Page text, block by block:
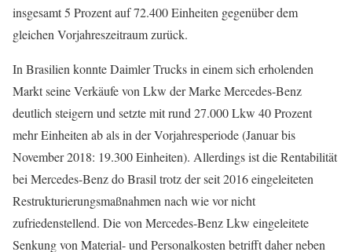
insgesamt 5 Prozent auf 72.400 Einheiten gegenüber dem
gleichen Vorjahreszeitraum zurück.
In Brasilien konnte Daimler Trucks in einem sich erholenden
Markt seine Verkäufe von Lkw der Marke Mercedes-Benz
deutlich steigern und setzte mit rund 27.000 Lkw 40 Prozent
mehr Einheiten ab als in der Vorjahresperiode (Januar bis
November 2018: 19.300 Einheiten). Allerdings ist die Rentabilität
bei Mercedes-Benz do Brasil trotz der seit 2016 eingeleiteten
Restrukturierungsmaßnahmen nach wie vor nicht
zufriedenstellend. Die von Mercedes-Benz Lkw eingeleitete
Senkung von Material- und Personalkosten betrifft daher neben